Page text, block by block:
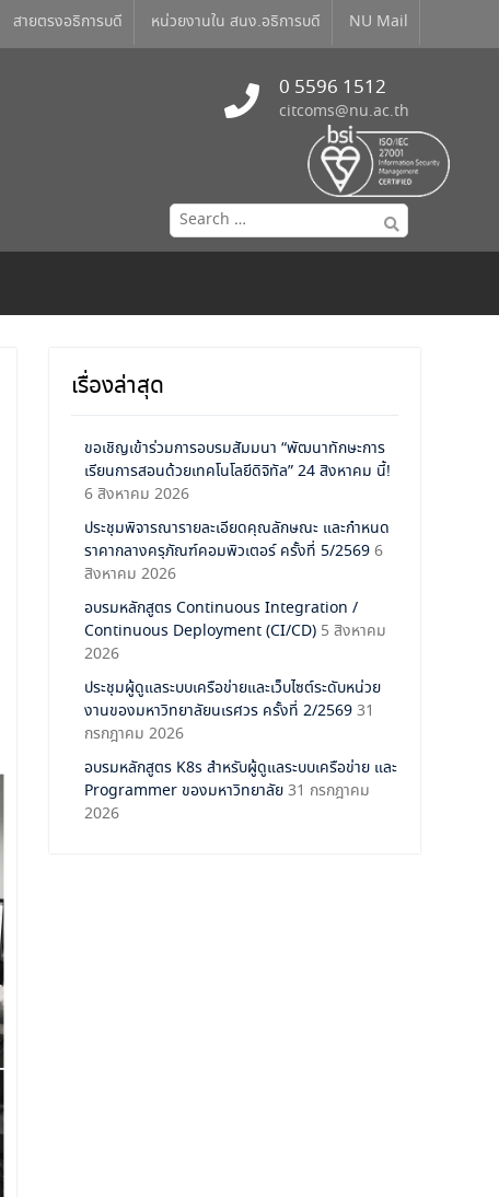
สายตรงอธิการบดี หน่วยงานใน สนง.อธิการบดี NU Mail
0 5596 1512
citcoms@nu.ac.th
เรื่องล่าสุด
ขอเชิญเข้าร่วมการอบรมสัมมนา “พัฒนาทักษะการ
เรียนการสอนด้วยเทคโนโลยีดิจิทัล” 24 สิงหาคม นี้!
6 สิงหาคม 2026
ประชุมพิจารณารายละเอียดคุณลักษณะ และกำหนด
ราคากลางครุภัณฑ์คอมพิวเตอร์ ครั้งที่ 5/2569 6
สิงหาคม 2026
อบรมหลักสูตร Continuous Integration /
Continuous Deployment (CI/CD) 5 สิงหาคม
2026
ประชุมผู้ดูแลระบบเครือข่ายและเว็บไซต์ระดับหน่วย
งานของมหาวิทยาลัยนเรศวร ครั้งที่ 2/2569 31
กรกฎาคม 2026
อบรมหลักสูตร K8s สำหรับผู้ดูแลระบบเครือข่าย และ
Programmer ของมหาวิทยาลัย 31 กรกฎาคม
2026